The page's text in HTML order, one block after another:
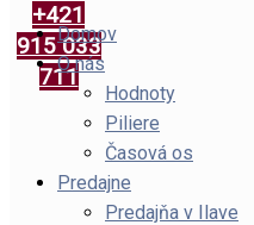
+421
915 033
711
Domov
O nás
Hodnoty
Piliere
Časová os
Predajne
Predajňa v Ilave